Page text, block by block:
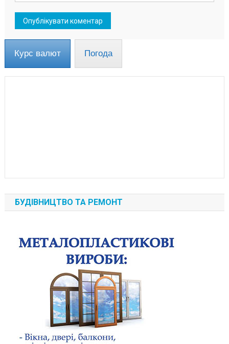
Курс валют Погода
БУДІВНИЦТВО ТА РЕМОНТ